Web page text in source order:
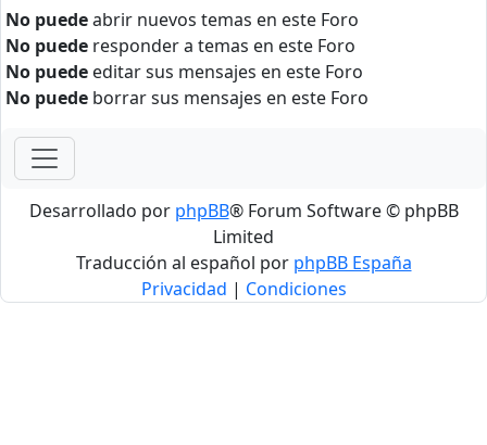
No puedeabrir nuevos temas en este Foro
No puede responder a temas en este Foro
No puede editar sus mensajes en este Foro
No puede borrar sus mensajes en este Foro
Desarrollado por phpBB® Forum Software © phpBB
Limited
Traducción al español por phpBB España
Privacidad | Condiciones